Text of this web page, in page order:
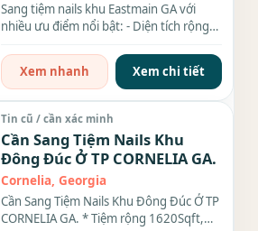
Sang tiệm nails khu Eastmain GA với
nhiều ưu điểm nổi bật: - Diện tích rộng
Xem nhanh
Xem chi tiết
Tin cũ / cần xác minh
Cần Sang Tiệm Nails Khu
Đông Đúc Ở TP CORNELIA GA.
Cornelia, Georgia
Cần Sang Tiệm Nails Khu Đông Đúc Ở TP
CORNELIA GA. * Tiệm rộng 1620Sqft,